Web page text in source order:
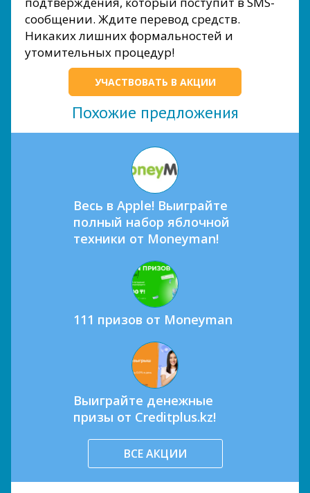
сообщении. Ждите перевод средств.
Никаких лишних формальностей и
утомительных процедур!
УЧАСТВОВАТЬ В АКЦИИ
Похожие предложения
Весь в Apple! Выиграйте
полный набор яблочной
техники от Moneyman!
111 призов от Moneyman
Выиграйте денежные
призы от Creditplus.kz!
ВСЕ АКЦИИ